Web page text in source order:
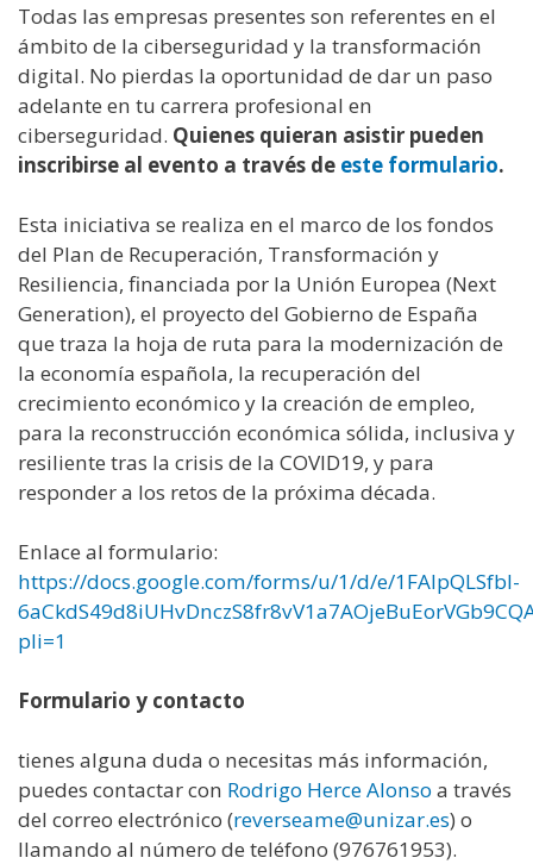
Todas las empresas presentes son referentes en el
ámbito de la ciberseguridad y la transformación
digital. No pierdas la oportunidad de dar un paso
adelante en tu carrera profesional en
ciberseguridad. Quienes quieran asistir pueden
inscribirse al evento a través de este formulario.
Esta iniciativa se realiza en el marco de los fondos
del Plan de Recuperación, Transformación y
Resiliencia, financiada por la Unión Europea (Next
Generation), el proyecto del Gobierno de España
que traza la hoja de ruta para la modernización de
la economía española, la recuperación del
crecimiento económico y la creación de empleo,
para la reconstrucción económica sólida, inclusiva y
resiliente tras la crisis de la COVID19, y para
responder a los retos de la próxima década.
Enlace al formulario:
https://docs.google.com/forms/u/1/d/e/1FAIpQLSfbI-
pli=1
Formulario y contacto
tienes alguna duda o necesitas más información,
puedes contactar con Rodrigo Herce Alonsoa través
del correo electrónico (reverseame@unizar.es) o
llamando al número de teléfono (976761953).